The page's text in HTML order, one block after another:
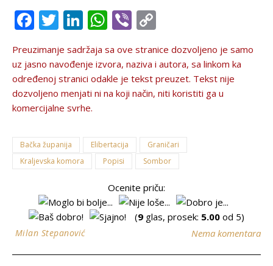
Facebook
Twitter
LinkedIn
WhatsApp
Viber
Link
Preuzimanje sadržaja sa ove stranice dozvolјeno je samo
uz jasno navođenje izvora, naziva i autora, sa linkom ka
određenoj stranici odakle je tekst preuzet. Tekst nije
dozvolјeno menjati ni na koji način, niti koristiti ga u
komercijalne svrhe.
Bačka županija Elibertacija
Graničari
Kraljevska komora
Popisi Sombor
Ocenite priču:
(9 glas, prosek: 5.00 od 5)
Milan Stepanović Nema komentara